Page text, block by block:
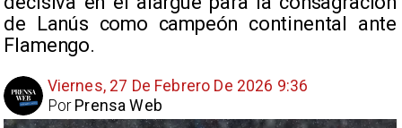
de Lanús como campeón continental ante
Flamengo.
Viernes, 27 De Febrero De 2026 9:36
Prensa Web
Por